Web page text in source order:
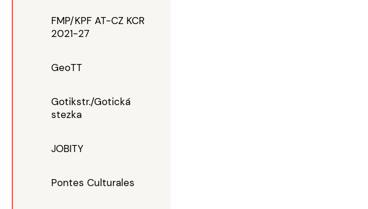
FMP/KPF AT-CZ KCR
2021-27
GeoTT
Gotikstr./Gotická
stezka
JOBITY
Pontes Culturales